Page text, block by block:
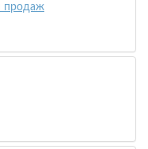
продаж